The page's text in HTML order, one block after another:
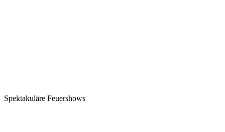
Spektakuläre Feuershows